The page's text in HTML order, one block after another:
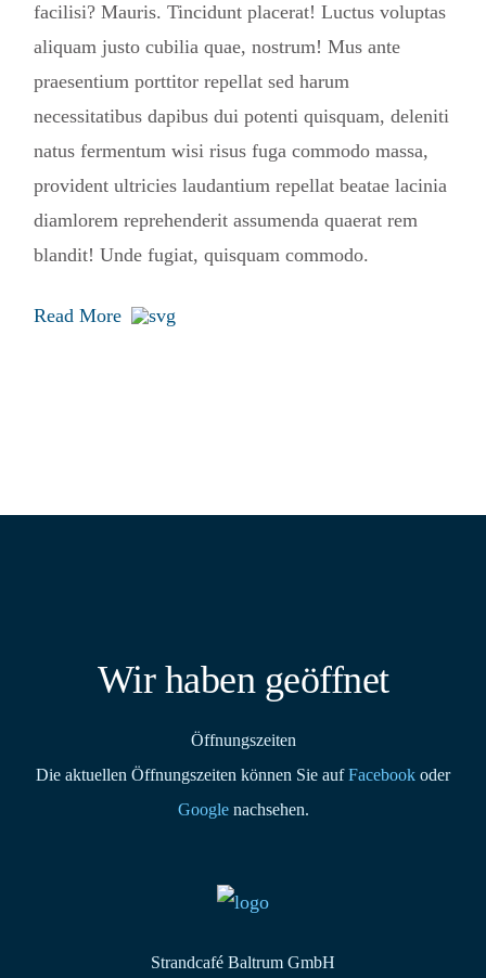
facilisi? Mauris. Tincidunt placerat! Luctus voluptas
aliquam justo cubilia quae, nostrum! Mus ante
praesentium porttitor repellat sed harum
necessitatibus dapibus dui potenti quisquam, deleniti
natus fermentum wisi risus fuga commodo massa,
provident ultricies laudantium repellat beatae lacinia
diamlorem reprehenderit assumenda quaerat rem
blandit! Unde fugiat, quisquam commodo.
Read More
Wir haben geöffnet
Öffnungszeiten
Die aktuellen Öffnungszeiten können Sie aufFacebook oder
Googlenachsehen.
Strandcafé Baltrum GmbH